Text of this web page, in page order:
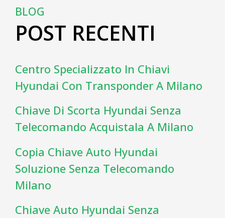
BLOG
POST RECENTI
Centro Specializzato In Chiavi
Hyundai Con Transponder A Milano
Chiave Di Scorta Hyundai Senza
Telecomando Acquistala A Milano
Copia Chiave Auto Hyundai
Soluzione Senza Telecomando
Milano
Chiave Auto Hyundai Senza